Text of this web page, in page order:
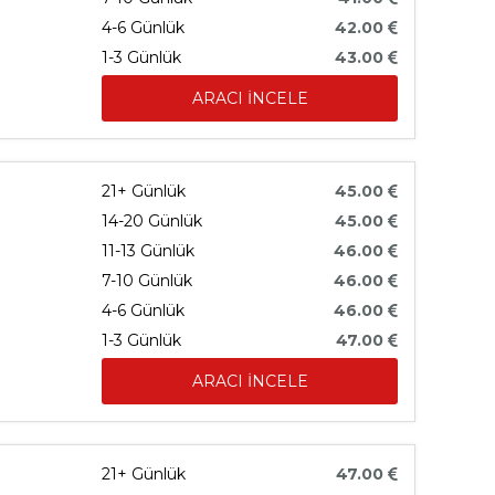
4-6 Günlük
1-3 Günlük
42.00
43.00
ARACI İNCELE
21+ Günlük
14-20 Günlük
11-13 Günlük
7-10 Günlük
4-6 Günlük
1-3 Günlük
45.00
45.00
46.00
46.00
46.00
47.00
ARACI İNCELE
21+ Günlük
47.00